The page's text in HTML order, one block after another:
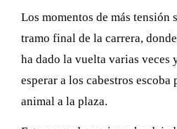
Los momentos de más tensión
tramo final de la carrera,
ha dado la vuelta varias veces
esperar a los cabestros escoba
animal a la plaza.